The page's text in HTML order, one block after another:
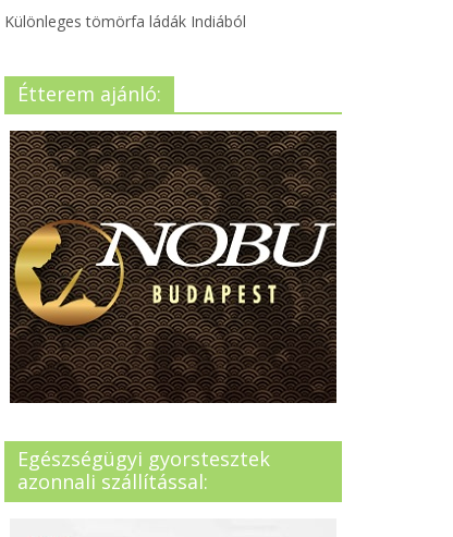
Különleges tömörfa ládák Indiából
Étterem ajánló:
Egészségügyi gyorstesztek
azonnali szállítással: